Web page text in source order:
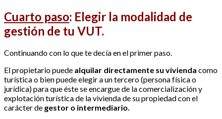
Cuarto paso: Elegir la modalidad de
gestión de tu VUT.
Continuando con lo que te decía en el primer paso.
El propietario puede alquilar directamente su vivienda como
turística o bien puede elegir a un tercero (persona física o
jurídica) para que éste se encargue de la comercialización y
explotación turística de la vivienda de su propiedad con el
carácter de gestor o intermediario.